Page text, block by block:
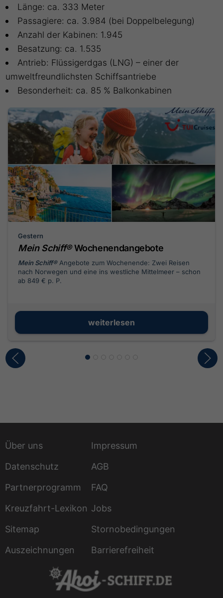
Länge: ca. 333 Meter
Passagiere: ca. 3.984 (bei Doppelbelegung)
Anzahl der Kabinen: 1.945
Besatzung: ca. 1.535
Antrieb: Flüssigerdgas (LNG) – einer der
umweltfreundlichsten Schiffsantriebe
Besonderheit: ca. 85 % Balkonkabinen
Gestern
Mein Schiff®Wochenendangebote
Mein Schiff®Angebote zum Wochenende: Zwei Reisen
nach Norwegen und eine ins westliche Mittelmeer – schon
ab 849 € p. P.
weiterlesen
Über uns
Impressum
Datenschutz
AGB
Partnerprogramm
FAQ
Kreuzfahrt-Lexikon Jobs
Sitemap
Stornobedingungen
Auszeichnungen
Barrierefreiheit